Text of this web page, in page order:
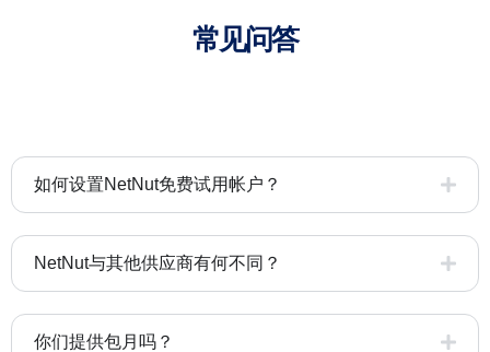
常见问答
如何设置NetNut免费试用帐户？
NetNut与其他供应商有何不同？
你们提供包月吗？